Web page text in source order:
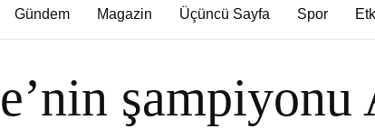
Gündem Magazin Üçüncü Sayfa Spor
şampiyonu